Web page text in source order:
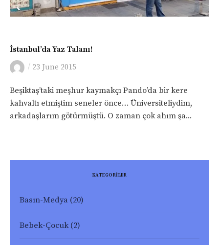
İstanbul’da Yaz Talanı!
/ 23 June 2015
Beşiktaş’taki meşhur kaymakçı Pando’da bir kere
kahvaltı etmiştim seneler önce… Üniversiteliydim,
arkadaşlarım götürmüştü. O zaman çok ahım şa...
KATEGORİLER
Basın-Medya (20)
Bebek-Çocuk(2)